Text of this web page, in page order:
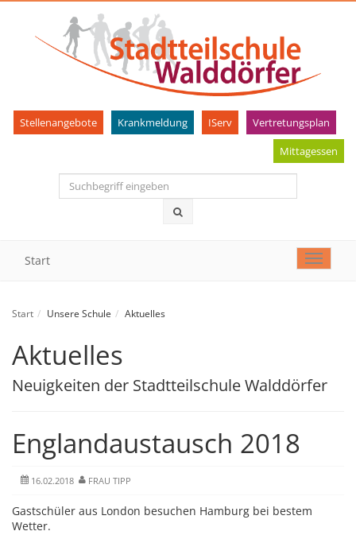
Stellenangebote Krankmeldung IServ
Vertretungsplan
Mittagessen
Toggle
Start
Start Unsere Schule Aktuelles
Aktuelles
Neuigkeiten der Stadtteilschule Walddörfer
Englandaustausch 2018
16.02.2018 FRAU TIPP
Gastschüler aus London besuchen Hamburg bei bestem
Wetter.